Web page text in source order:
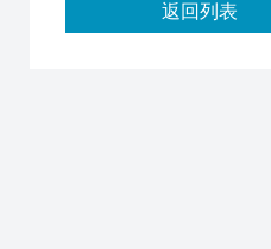
返回列表